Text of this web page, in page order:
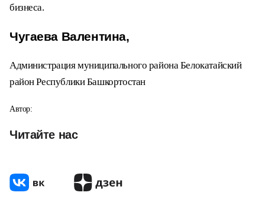
Мулланурова пожелала Вениамину Ужегову
Администрация муниципального района